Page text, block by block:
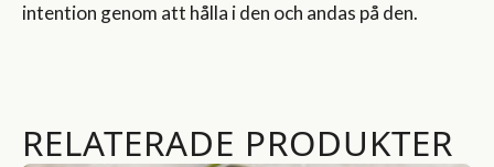
intention genom att hålla i den och andas på den.
RELATERADE PRODUKTER